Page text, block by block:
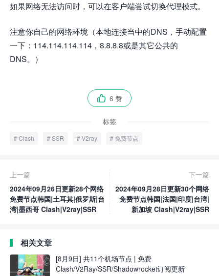
如果网络无法访问时，可以在客户端尝试切换代理模式。
注意你自己的网络环境（本地连接当中的DNS，手动配置
一下：114.114.114.114，8.8.8.8或是其它公共的
DNS。）
 6 赞
标签
Clash SSR V2ray 免费节点
上一篇
2024年09月26日更新28个网络
免费节点韩国|土耳其|俄罗斯|台
湾|墨西哥 Clash|V2ray|SSR
下一篇
2024年09月28日更新30个网络
免费节点韩国|法国|印度|台湾|
新加坡 Clash|V2ray|SSR
相关文章
[8月9日] 共11个机场节点 | 免费
Clash/V2Ray/SSR/Shadowrocket订阅更新